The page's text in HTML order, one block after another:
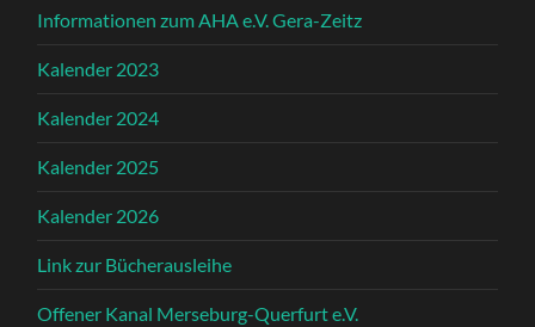
Informationen zum AHA e.V. Gera-Zeitz
Kalender 2023
Kalender 2024
Kalender 2025
Kalender 2026
Link zur Bücherausleihe
Offener Kanal Merseburg-Querfurt e.V.